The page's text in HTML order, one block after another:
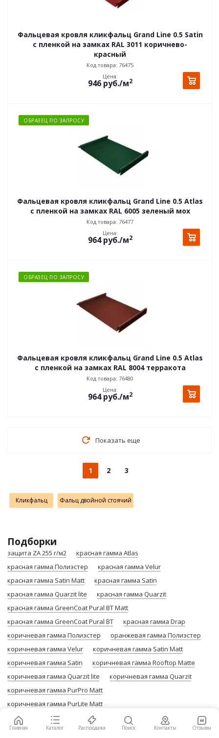
Фальцевая кровля кликфальц Grand Line 0.5 Satin
с пленкой на замках RAL 3011 коричнево-
красный
Код товара: 76475
Цена:
946руб./м2
ОБРАЗЕЦ ПО ЗАПРОСУ
Фальцевая кровля кликфальц Grand Line 0.5 Atlas
с пленкой на замках RAL 6005 зеленый мох
Код товара: 76477
Цена:
964руб./м2
ОБРАЗЕЦ ПО ЗАПРОСУ
Фальцевая кровля кликфальц Grand Line 0.5 Atlas
с пленкой на замках RAL 8004 терракота
Код товара: 76480
Цена:
964руб./м2
Показать еще
1 2 3
Кликфальц Фальц двойной стоячий
Подборки
защита ZA 255 г/м2
красная гамма Atlas
красная гамма Полиэстер
красная гамма Velur
красная гамма Satin Мatt
красная гамма Satin
красная гамма Quarzit lite
красная гамма Quarzit
красная гамма GreenCoat Pural BT Matt
красная гамма GreenCoat Pural BT
красная гамма Drap
коричневая гамма Полиэстер
оранжевая гамма Полиэстер
коричневая гамма Velur
коричневая гамма Satin Мatt
коричневая гамма Satin
коричневая гамма Rooftop Matte
коричневая гамма Quarzit lite
коричневая гамма Quarzit
коричневая гамма PurPro Matt
коричневая гамма PurLite Мatt
коричневая гамма GreenCoat Pural BT Matt
коричневая гамма GreenCoat Pural BT
Главная Каталог Распродажа Поиск Контакты Отзывы